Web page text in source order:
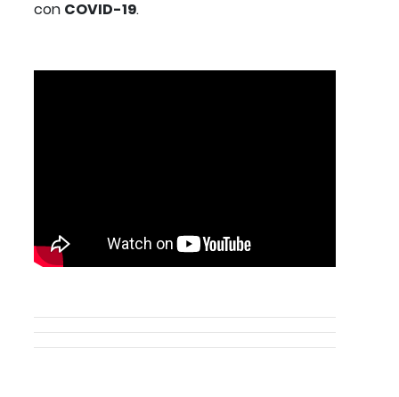
con COVID-19.